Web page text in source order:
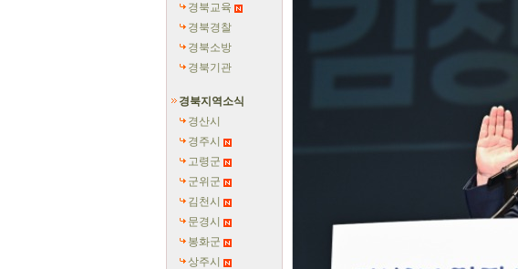
경북교육
경북경찰
경북소방
경북기관
경북지역소식
경산시
경주시
고령군
군위군
김천시
문경시
봉화군
상주시